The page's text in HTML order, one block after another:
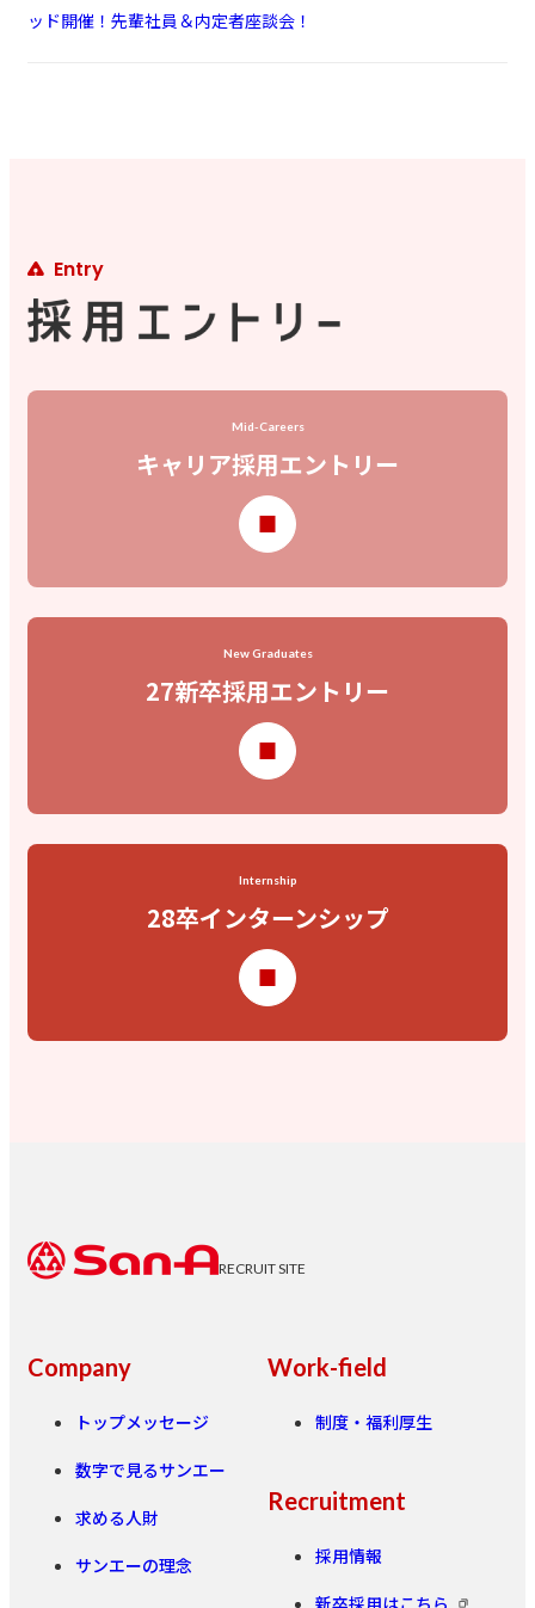
ッド開催！先輩社員＆内定者座談会！
Entry
Mid-Careers
キャリア採用エントリー
New Graduates
27新卒採用エントリー
Internship
28卒インターンシップ
RECRUIT SITE
Company
トップメッセージ
数字で見るサンエー
求める人財
サンエーの理念
Work-field
制度・福利厚生
Recruitment
採用情報